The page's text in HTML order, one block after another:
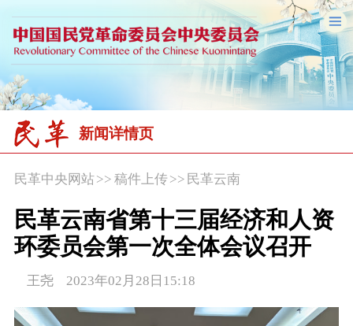
新闻详情页
民革中央网站>> 稿件上传 >> 民革云南
民革云南省第十三届经济和人资
环委员会第一次全体会议召开
王尧 2023年02月28日15:18